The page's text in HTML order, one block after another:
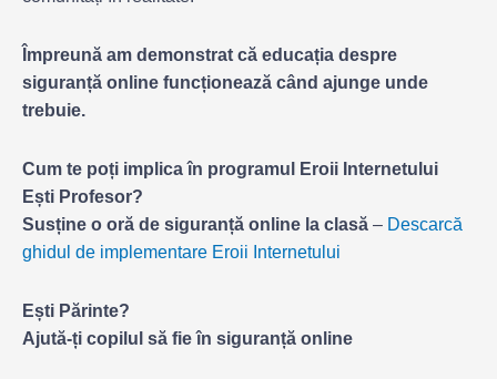
Împreună am demonstrat că educația despre
siguranță online funcționează când ajunge unde
trebuie.
Cum te poți implica în programul Eroii Internetului
Ești Profesor?
Susține o oră de siguranță online la clasă – Descarcă
ghidul de implementare Eroii Internetului
Ești Părinte?
Ajută-ți copilul să fie în siguranță online